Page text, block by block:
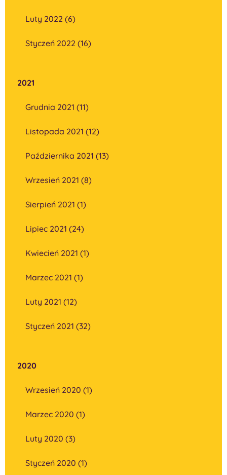
Luty 2022 (6)
Styczeń 2022 (16)
2021
Grudnia 2021 (11)
Listopada 2021 (12)
Października 2021 (13)
Wrzesień 2021 (8)
Sierpień 2021 (1)
Lipiec 2021 (24)
Kwiecień 2021 (1)
Marzec 2021 (1)
Luty 2021 (12)
Styczeń 2021 (32)
2020
Wrzesień 2020 (1)
Marzec 2020 (1)
Luty 2020 (3)
Styczeń 2020 (1)